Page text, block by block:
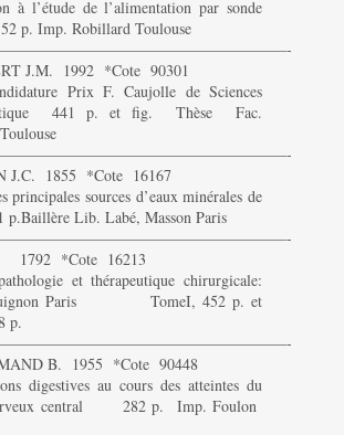
à l’étude de l’alimentation par sonde
p. Imp. Robillard Toulouse
J.M. 1992 *Cote 90301
Prix F. Caujolle de Sciences
441 p. et fig. Thèse Fac.
J.C. 1855 *Cote 16167
principales sources d’eaux minérales de
p.Baillère Lib. Labé, Masson Paris
1792 *Cote 16213
et thérapeutique chirurgicale:
Paris TomeI, 452 p. et
p.
B. 1955 *Cote 90448
digestives au cours des atteintes du
central 282 p. Imp. Foulon